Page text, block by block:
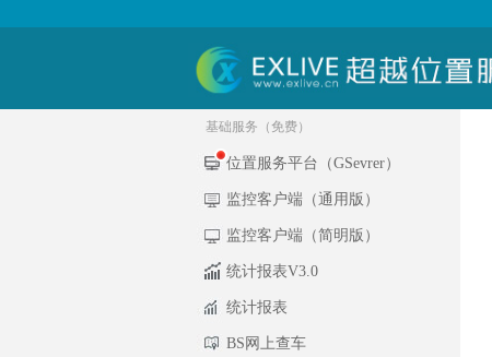
基础服务（免费）
位置服务平台（GSevrer）
监控客户端（通用版）
监控客户端（简明版）
统计报表V3.0
统计报表
BS网上查车